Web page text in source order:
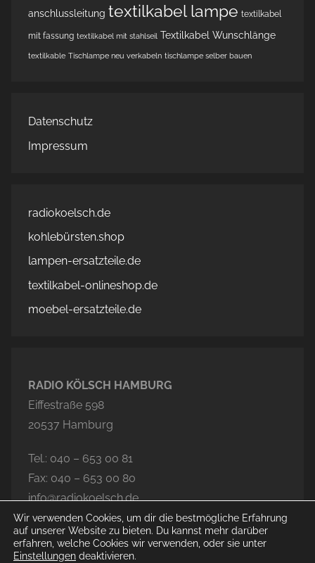
anschlussleitung textilkabel lampe textilkabel
mit fassung textilkabel mit stahlseil Textilkabel Wunschlänge
textilkable Tischlampe neu verkabeln tischlampe selber bauen
Datenschutz
Impressum
radiokoelsch.de
kohlebürsten.shop
lampen-ersatzteile.de
textilkabel-onlineshop.de
moebel-ersatzteile.de
RADIO KÖLSCH HAMBURG
Eiffestraße 598
20537 Hamburg
Tel.: 040 – 653 00 81
Fax: 040 – 653 00 80
info@radiokoelsch.de
Wir verwenden Cookies, um dir die bestmögliche Erfahrung
auf unserer Website zu bieten. Du kannst mehr darüber
erfahren, welche Cookies wir verwenden, oder sie unter
Einstellungen deaktivieren.